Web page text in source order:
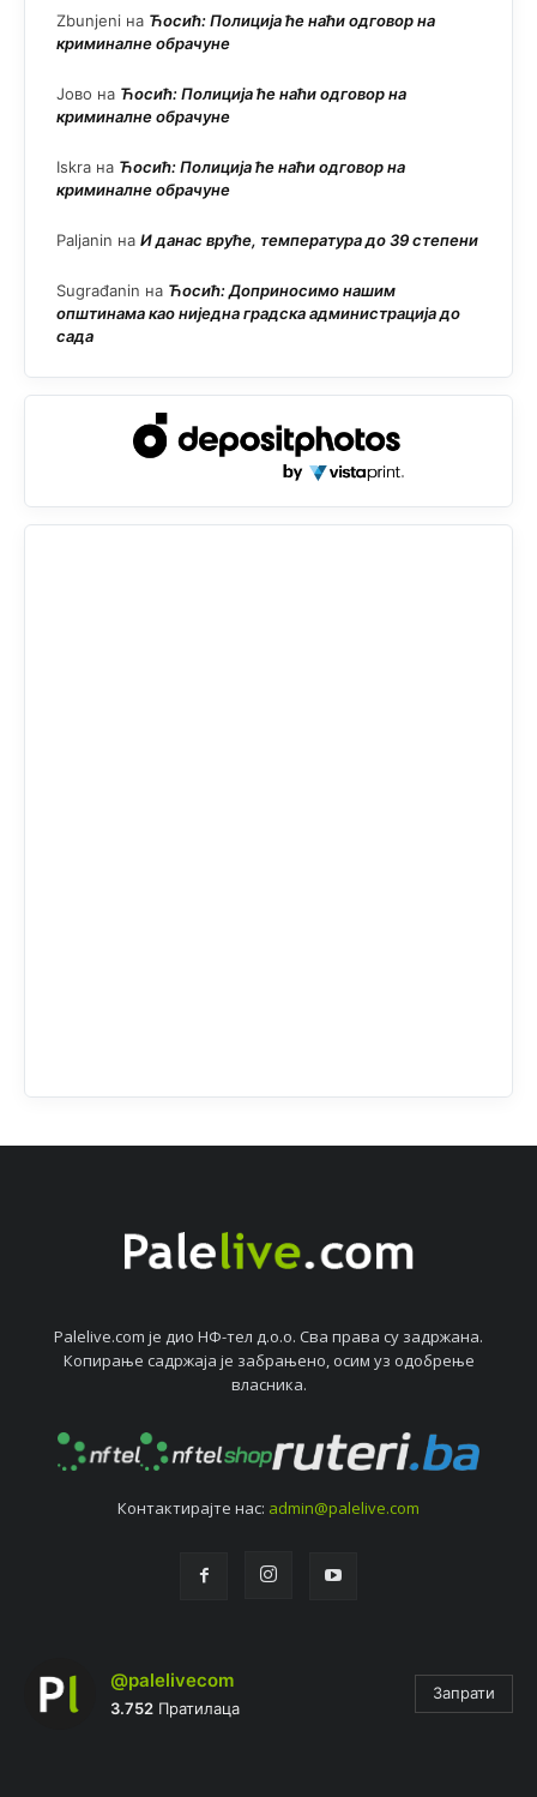
Zbunjeni на Ћосић: Полиција ће наћи одговор на
криминалне обрачуне
Јово на Ћосић: Полиција ће наћи одговор на
криминалне обрачуне
Iskra на Ћосић: Полиција ће наћи одговор на
криминалне обрачуне
Paljanin на И данас вруће, температура до 39 степени
Sugrađanin на Ћосић: Доприносимо нашим
општинама као ниједна градска администрација до
сада
Palelive.com јe дио НФ-тeл д.о.о. Сва права су задржана.
Копирањe садржаја јe забрањeно, осим уз одобрeњe
власника.
Контактирајтe нас: admin@palelive.com
@palelivecom
3.752 Пратилаца
Запрати